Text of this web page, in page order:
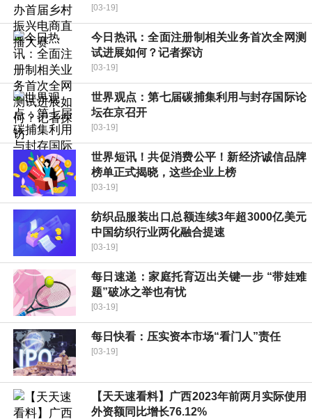
[03-19]
今日热讯：全面注册制相关业务首次全网测
试进展如何？记者探访
[03-19]
世界观点：第七届碳捕集利用与封存国际论
坛在京召开
[03-19]
世界短讯！共促消费公平！新经济诚信品牌
榜单正式揭晓，这些企业上榜
[03-19]
纺织品服装出口总额连续3年超3000亿美元
中国纺织行业两化融合提速
[03-19]
每日速递：家庭托育迈出关键一步 “带娃难
题”破冰之举也有忧
[03-19]
每日快看：压实资本市场“看门人”责任
[03-19]
【天天速看料】广西2023年前两月实际使用
外资额同比增长76.12%